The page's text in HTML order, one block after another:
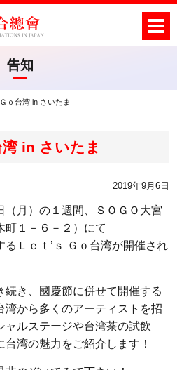
告知
Ｇｏ台湾 in さいたま
湾 in さいたま
2019年9月6日
（月）の１週間、ＳＯＧＯ大宮
町１－６－２）にて
Ｌｅｔ’ｓ Ｇｏ台湾が開催され
続き、國慶節に併せて開催する
湾から多くのアーティストを招
ャルステージや台湾茶の試飲
湾の魅力をご紹介します！